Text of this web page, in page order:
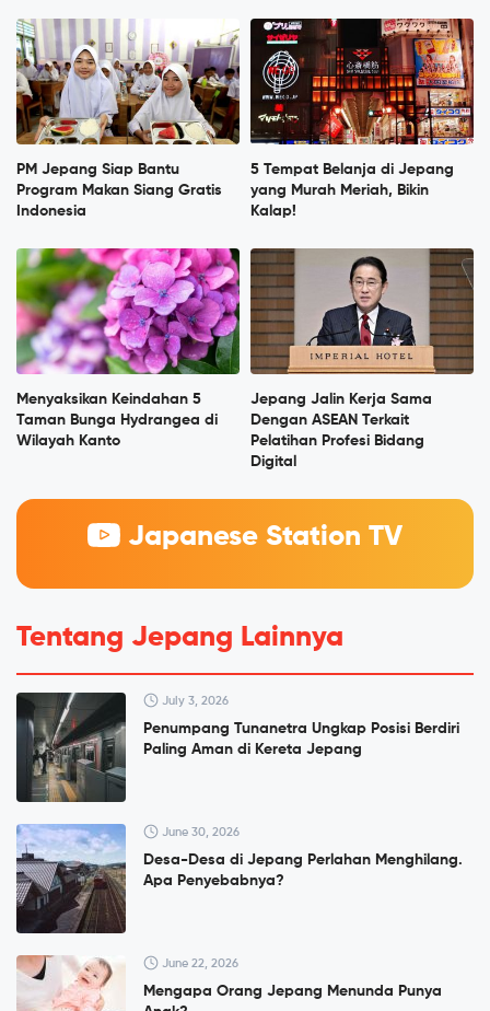
PM Jepang Siap Bantu
Program Makan Siang Gratis
Indonesia
5 Tempat Belanja di Jepang
yang Murah Meriah, Bikin
Kalap!
Menyaksikan Keindahan 5
Taman Bunga Hydrangea di
Wilayah Kanto
Jepang Jalin Kerja Sama
Dengan ASEAN Terkait
Pelatihan Profesi Bidang
Digital
Japanese Station TV
Tentang Jepang Lainnya
July 3, 2026
Penumpang Tunanetra Ungkap Posisi Berdiri
Paling Aman di Kereta Jepang
June 30, 2026
Desa-Desa di Jepang Perlahan Menghilang.
Apa Penyebabnya?
June 22, 2026
Mengapa Orang Jepang Menunda Punya